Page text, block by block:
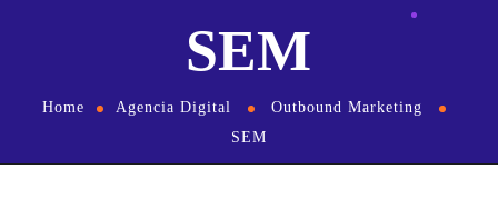
SEM
Home Agencia Digital
Outbound Marketing
SEM